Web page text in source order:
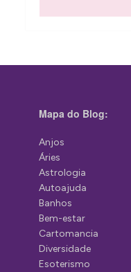
Mapa do Blog:
Anjos
Áries
Astrologia
Autoajuda
Banhos
Bem-estar
Cartomancia
Diversidade
Esoterismo